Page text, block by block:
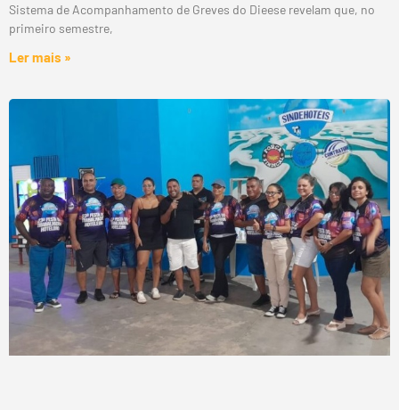
Sistema de Acompanhamento de Greves do Dieese revelam que, no
primeiro semestre,
Ler mais »